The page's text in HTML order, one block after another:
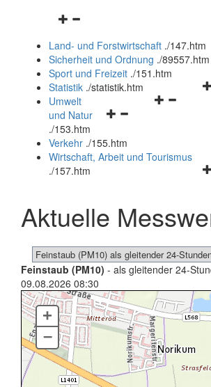
Navigationsmenü
und
schließen
Land- und Forstwirtschaft ./147.htm
Sicherheit und Ordnung ./89557.htm
Sport und Freizeit ./151.htm
Statistik ./statistik.htm
Navigationsmenü
und
schließen
Umwelt
und Natur
./153.htm
Verkehr ./155.htm
Wirtschaft, Arbeit und Tourismus
./157.htm
Aktuelle
Feinstaub (PM10) - als gleitender 24-
09.08.2026 08:30
+
–